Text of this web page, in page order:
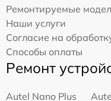
Ремонтируемые
Наши услуги
Согласие на
Способы оплаты
Ремонт
Autel Nano Plus